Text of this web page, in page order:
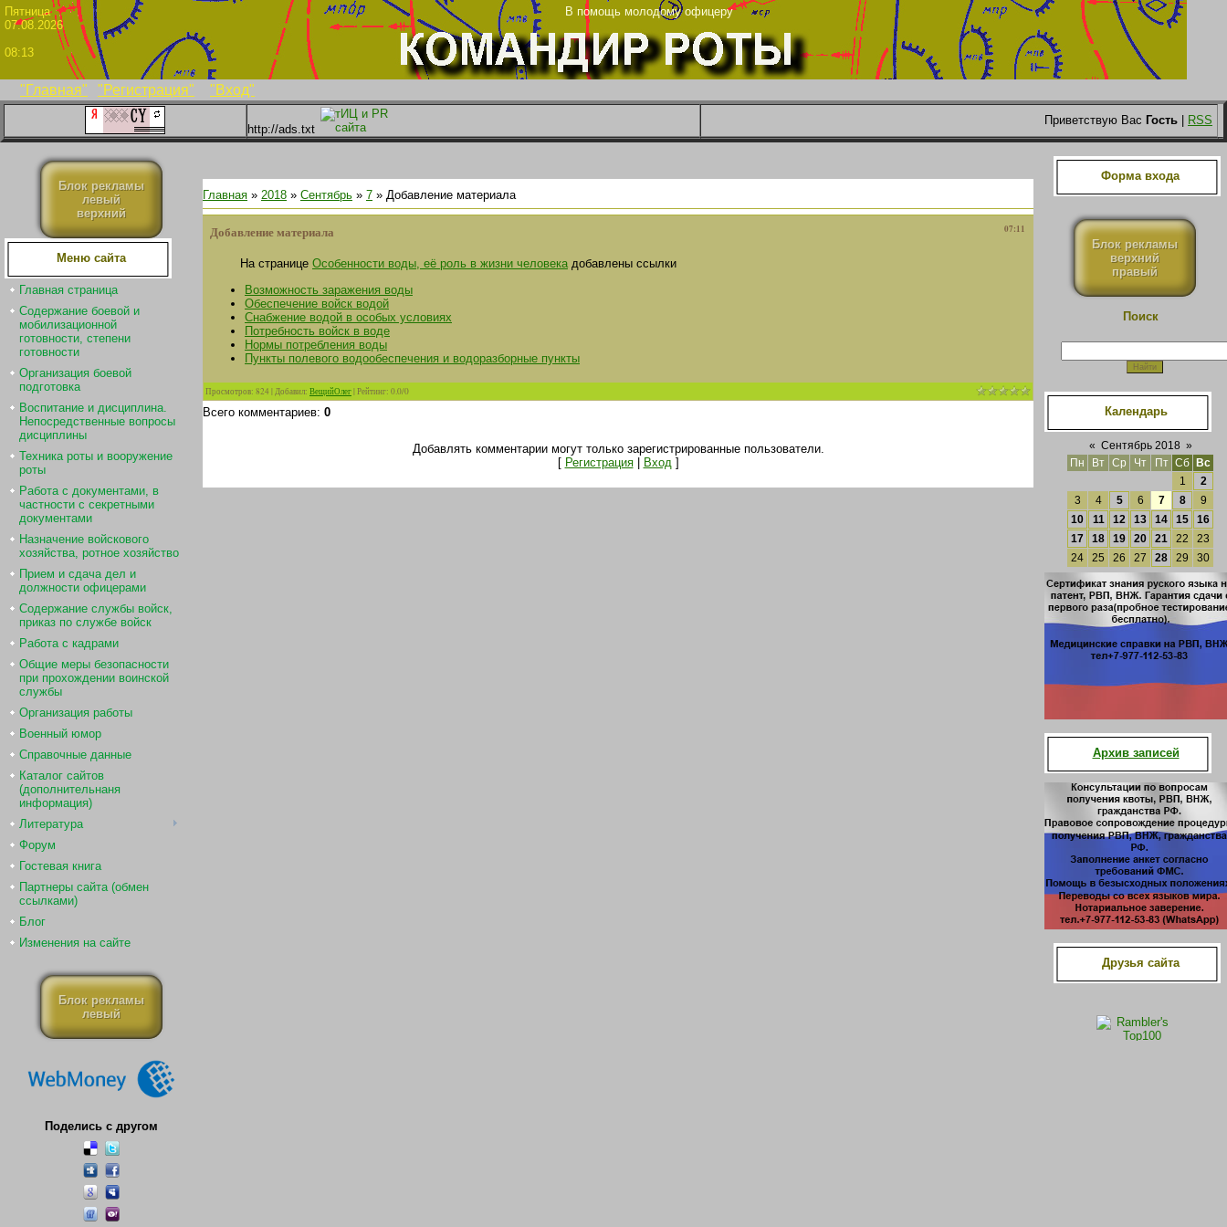
"Главная" "Регистрация" "Вход"
Пятница
В помощь молодому офицеру
07.08.2026
08:13
http://ads.txt
Приветствую Вас Гость RSS
Блок рекламы
левый
верхний
Меню сайта
Главная страница
Содержание боевой и
мобилизационной
готовности, степени
готовности
Организация боевой
подготовка
Воспитание и дисциплина.
Непосредственные вопросы
дисциплины
Техника роты и вооружение
роты
Работа с документами, в
частности с секретными
документами
Назначение войскового
хозяйства, ротное хозяйство
Прием и сдача дел и
должности офицерами
Содержание службы войск,
приказ по службе войск
Работа с кадрами
Общие меры безопасности
при прохождении воинской
службы
Организация работы
Военный юмор
Справочные данные
Каталог сайтов
(дополнительнаня
информация)
Литература
Форум
Гостевая книга
Партнеры сайта (обмен
ссылками)
Блог
Изменения на сайте
Блок рекламы
левый
Поделись с другом
Главная » 2018 » Сентябрь » 7 » Добавление материала
07:11
Добавление материала
На странице Особенности воды, её роль в жизни человекадобавлены ссылки
Возможность заражения воды
Обеспечение войск водой
Снабжение водой в особых условиях
Потребность войск в воде
Нормы потребления воды
Пункты полевого водообеспечения и водоразборные пункты
Просмотров: 824|Добавил: ВещийОлег|Рейтинг: 0.0/0
Всего комментариев: 0
Добавлять комментарии могут только зарегистрированные пользователи.
[ Регистрация| Вход]
Форма входа
Блок рекламы
верхний
правый
Поиск
Календарь
« Сентябрь 2018 »
Пн
Вт Ср Чт Пт Сб
Вс
1
2
3
4 5 6 7 8
9
10
11 12 13 14 15
16
17
18 19 20 21 22
23
24
25 26 27 28 29 30
Архив записей
Друзья сайта